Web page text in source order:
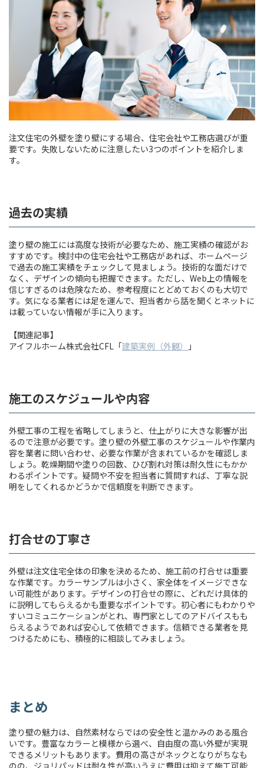
注文住宅の外壁を塗り壁にする場合、住宅会社や工務店選びが重
要です。失敗しないために注意したい3つのポイントを紹介しま
す。
過去の実績
塗り壁の施工には高度な技術が必要なため、施工実績の確認がお
すすめです。検討中の住宅会社や工務店があれば、ホームページ
で過去の施工実績をチェックして見ましょう。技術的な面だけで
なく、デザインの傾向も把握できます。ただし、Web上の情報を
信じすぎるのは危険なため、参考程度にとどめておくのも大切で
す。気になる業者には足を運んで、担当者から話を聞くとネットに
は載っていない情報が手に入ります。
【関連記事】
アイフルホーム株式会社CFL「建築実例（外観） 」
施工のスケジュールや内容
外壁工事の工程を省略してしまうと、仕上がりに大きな影響が出
るので注意が必要です。塗り壁の外壁工事のスケジュールや作業内
容を業者に問い合わせ、必要な作業が含まれているかを確認しま
しょう。乾燥期間や塗りの回数、ひび割れ対策は耐久性にもかか
わるポイントです。疑問や不安を担当者に質問すれば、丁寧な説
明をしてくれるかどうかで信頼度を判断できます。
打合せの丁寧さ
外壁は注文住宅全体の印象を決めるため、施工前の打合せは重要
な作業です。カラーサンプルは小さく、家全体をイメージできな
い可能性があります。デザインの打合せの際に、どれだけ具体的
に説明してもらえるかも重要なポイントです。初心者にもわかりや
すいコミュニケーションがとれ、専門家としてのアドバイスもも
らえるようであれば安心して依頼できます。信頼できる業者を見
つけるためにも、積極的に相談してみましょう。
まとめ
塗り壁の魅力は、自然素材ならではの安全性と温かみのある風合
いです。豊富なカラーと模様から選べ、自由度の高い外壁が実現
できるメリットもあります。費用の高さがネックとなりがちなも